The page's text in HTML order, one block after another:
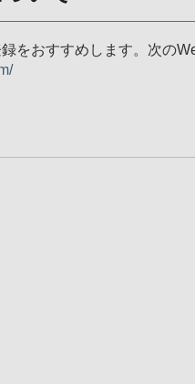
をおすすめします。次の